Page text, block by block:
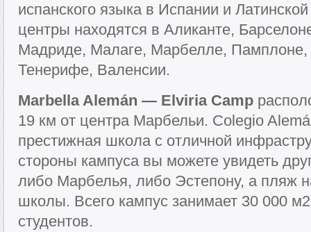
испанского языка в Испании и
центры находятся в Аликанте,
Мадриде, Малаге, Марбелле,
Тенерифе, Валенсии.
Marbella Alemán — Elviria Camp
19 км от центра Марбельи. Colegio
престижная школа с отличной
стороны кампуса вы можете увидеть
либо Марбелья, либо Эстепону, а пляж
школы. Всего кампус занимает 30 000
студентов.